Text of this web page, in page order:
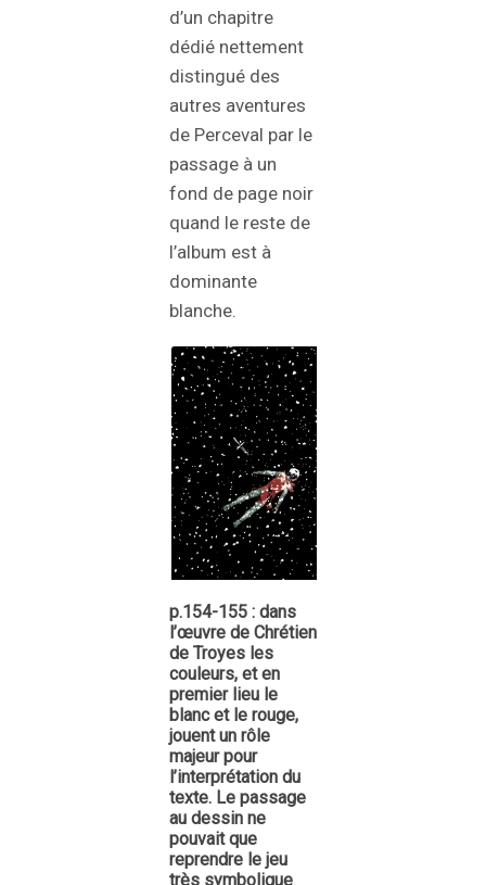
d’un chapitre
dédié nettement
distingué des
autres aventures
de Perceval par le
passage à un
fond de page noir
quand le reste de
l’album est à
dominante
blanche.
p.154-155 : dans
l’œuvre de Chrétien
de Troyes les
couleurs, et en
premier lieu le
blanc et le rouge,
jouent un rôle
majeur pour
l’interprétation du
texte. Le passage
au dessin ne
pouvait que
reprendre le jeu
très symbolique